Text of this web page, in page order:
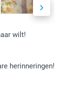
wilt!
herinneringen!